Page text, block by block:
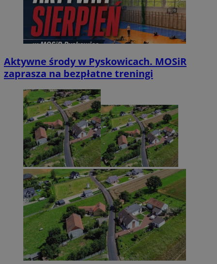
Aktywne środy w Pyskowicach. MOSiR
zaprasza na bezpłatne treningi